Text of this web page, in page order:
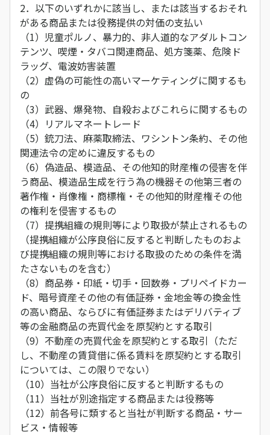
2．以下のいずれかに該当し、または該当するおそれ
がある商品または役務提供の対価の支払い
（1）児童ポルノ、暴力的、非人道的なアダルトコン
テンツ、喫煙・タバコ関連商品、処方箋薬、危険ド
ラッグ、電波妨害装置
（2）虚偽の可能性の高いマーケティングに関するも
の
（3）武器、爆発物、自殺およびこれらに関するもの
（4）リアルマネートレード
（5）銃刀法、麻薬取締法、ワシントン条約、その他
関連法令の定めに違反するもの
（6）偽造品、模造品、その他知的財産権の侵害を伴
う商品、模造品生成を行う為の機器その他第三者の
著作権・肖像権・商標権・その他知的財産権その他
の権利を侵害するもの
（7）提携組織の規則等により取扱が禁止されるもの
（提携組織が公序良俗に反すると判断したものおよ
び提携組織の規則等における取扱のための条件を満
たさないものを含む）
（8）商品券・印紙・切手・回数券・プリペイドカー
ド、暗号資産その他の有価証券・金地金等の換金性
の高い商品、ならびに有価証券またはデリバティブ
等の金融商品の売買代金を原契約とする取引
（9）不動産の売買代金を原契約とする取引（ただ
し、不動産の賃貸借に係る賃料を原契約とする取引
については、この限りでない）
（10）当社が公序良俗に反すると判断するもの
（11）当社が別途指定する商品または役務等
（12）前各号に類すると当社が判断する商品・サー
ビス・情報等